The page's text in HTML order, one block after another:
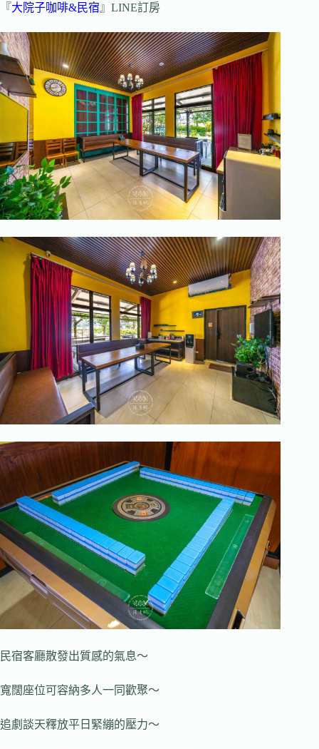
『大院子咖啡&民宿 』LINE訂房
民宿客廳散發出質感的氣息～
寬闊座位可容納多人一同歡聚～
追劇談天釋放平日緊繃的壓力～